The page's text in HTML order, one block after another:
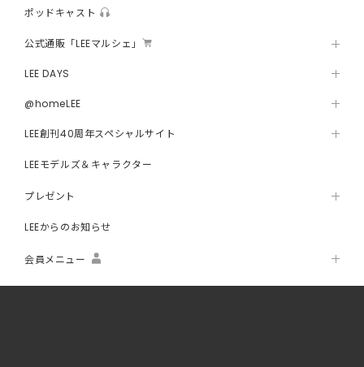
ポッドキャスト
公式通販「LEEマルシェ」
LEE DAYS
@homeLEE
LEE創刊40周年スペシャルサイト
LEEモデルズ＆キャラクター
プレゼント
LEEからのお知らせ
会員メニュー
about LEE